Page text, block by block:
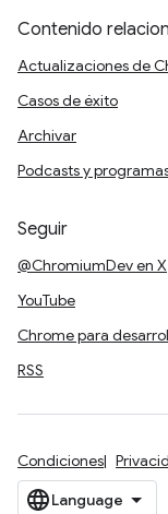
Contenido
Actualizaciones de
Casos de éxito
Archivar
Podcasts y
Seguir
@ChromiumDev en X
YouTube
Chrome para
RSS
Condiciones